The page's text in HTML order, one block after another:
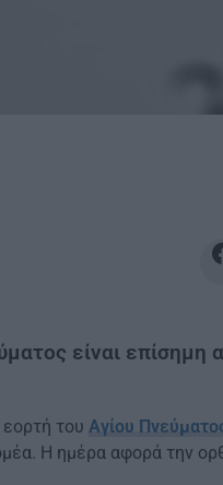
είναι επίσημη
εορτή του Αγίου
Η ημέρα αφορά την